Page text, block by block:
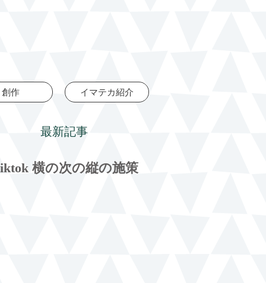
創作 イマテカ紹介
最新記事
横の次の縦の施策